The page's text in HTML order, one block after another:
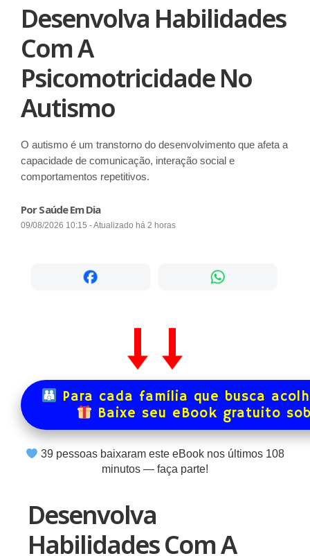
Desenvolva Habilidades
Com A
Psicomotricidade No
Autismo
O autismo é um transtorno do desenvolvimento que afeta a
capacidade de comunicação, interação social e
comportamentos repetitivos.
Por Saúde Em Dia
09/08/2026 10:15 - Atualizado há 2 horas
Para cada família que busca
Baixe seu eBook gratuito
39 pessoas baixaram este eBook nos últimos 108
minutos — faça parte!
Desenvolva
Habilidades Com A